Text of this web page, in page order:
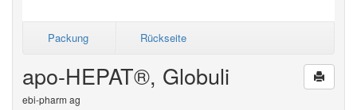
Packung Rückseite
apo-HEPAT®, Globuli
ebi-pharm ag